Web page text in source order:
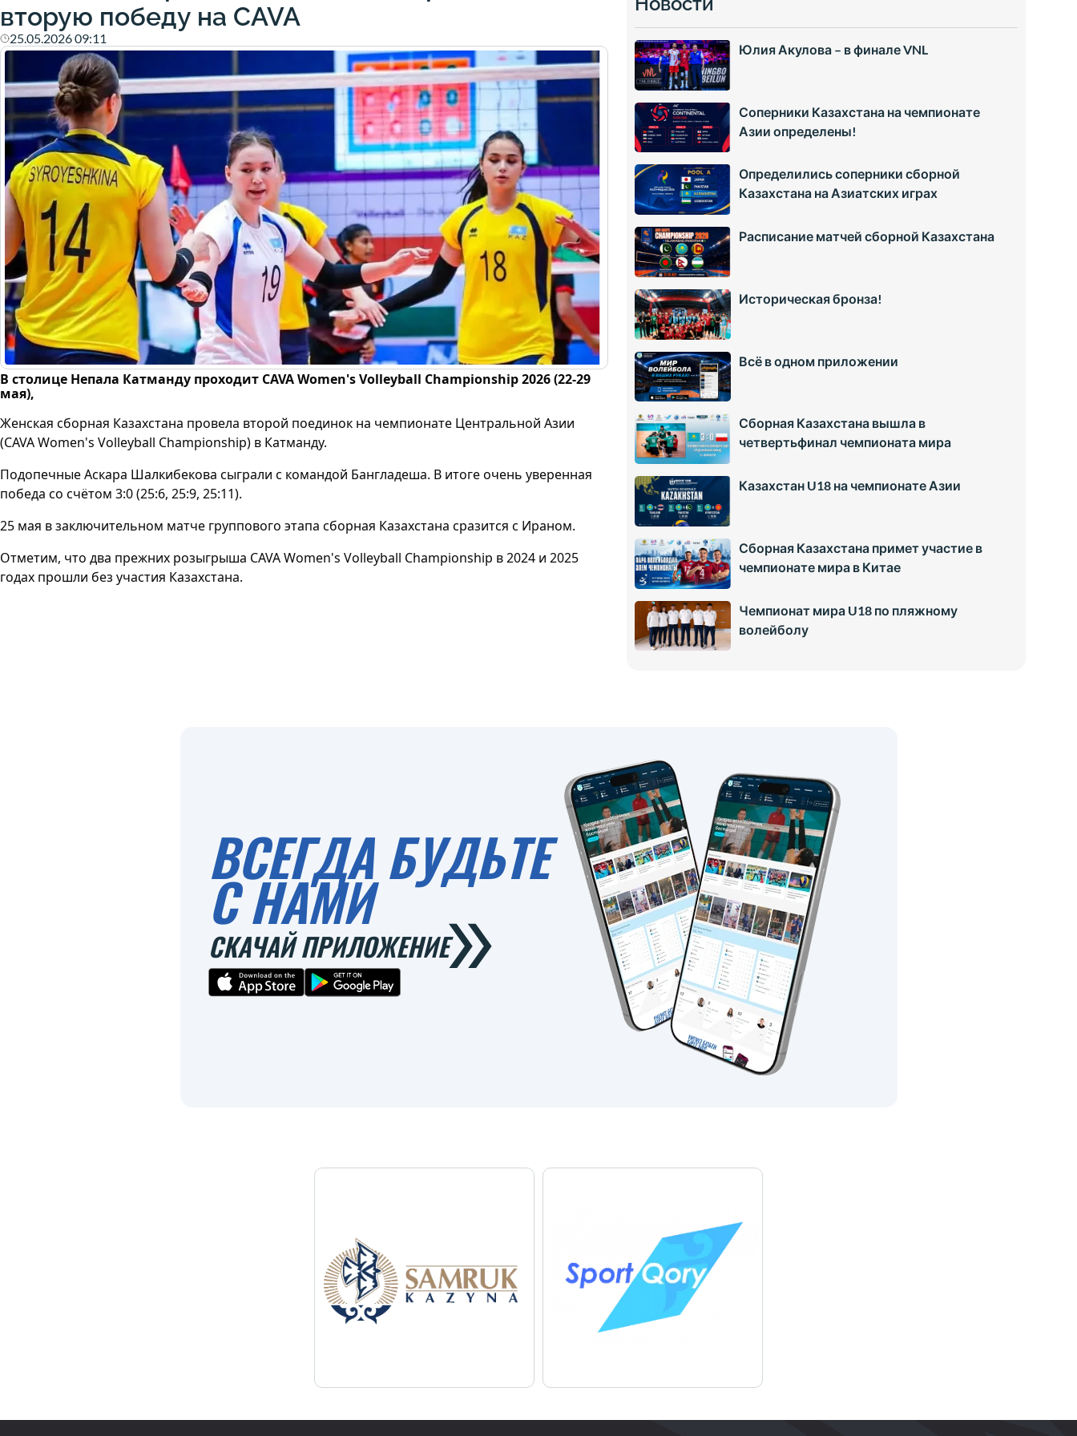
вторую победу на CAVA
25.05.2026 09:11
В столице Непала Катманду проходит CAVA Women's Volleyball Championship 2026 (22-29
мая),
Женская сборная Казахстана провела второй поединок на чемпионате Центральной Азии
(CAVA Women's Volleyball Championship) в Катманду.
Подопечные Аскара Шалкибекова сыграли с командой Бангладеша. В итоге очень уверенная
победа со счётом 3:0 (25:6, 25:9, 25:11).
25 мая в заключительном матче группового этапа сборная Казахстана сразится с Ираном.
Отметим, что два прежних розыгрыша CAVA Women's Volleyball Championship в 2024 и 2025
годах прошли без участия Казахстана.
Юлия Акулова – в финале VNL
Соперники Казахстана на чемпионате
Азии определены!
Определились соперники сборной
Казахстана на Азиатских играх
Расписание матчей сборной Казахстана
Историческая бронза!
Всё в одном приложении
Сборная Казахстана вышла в
четвертьфинал чемпионата мира
Казахстан U18 на чемпионате Азии
Сборная Казахстана примет участие в
чемпионате мира в Китае
Чемпионат мира U18 по пляжному
волейболу
ВСЕГДА БУДЬТЕ
С НАМИ
СКАЧАЙ ПРИЛОЖЕНИЕ